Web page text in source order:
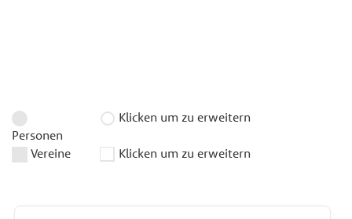
Personen
Klicken um zu erweitern
Vereine Klicken um zu erweitern